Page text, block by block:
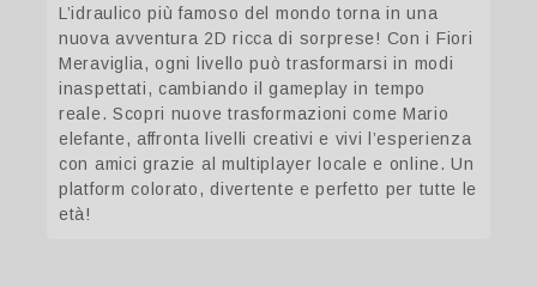
L’idraulico più famoso del mondo torna in una
nuova avventura 2D ricca di sorprese! Con i Fiori
Meraviglia, ogni livello può trasformarsi in modi
inaspettati, cambiando il gameplay in tempo
reale. Scopri nuove trasformazioni come Mario
elefante, affronta livelli creativi e vivi l’esperienza
con amici grazie al multiplayer locale e online. Un
platform colorato, divertente e perfetto per tutte le
età!